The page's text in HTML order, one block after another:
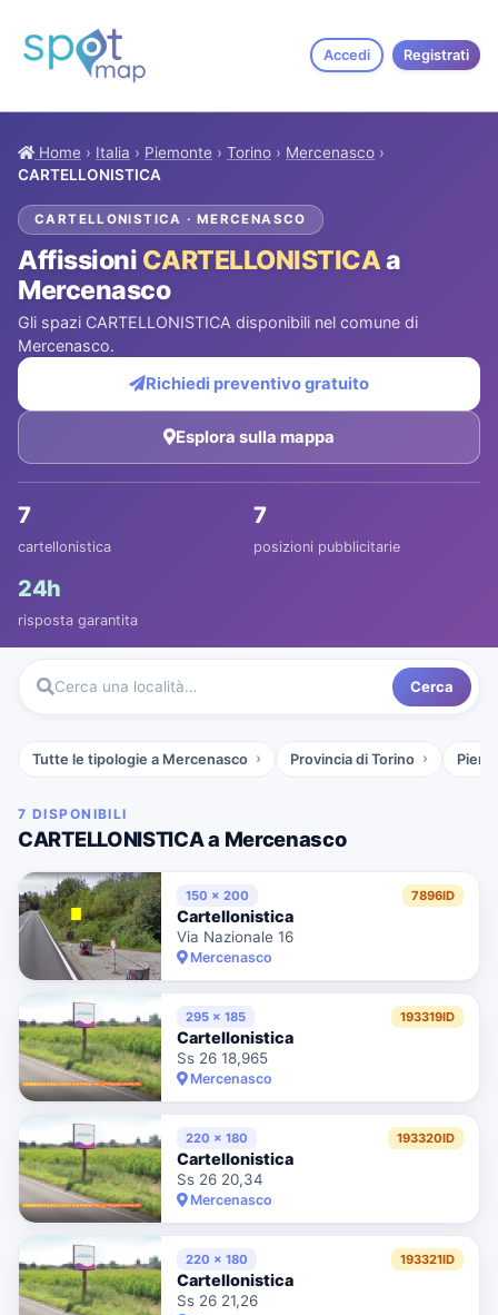
Accedi Registrati
Home › Italia › Piemonte › Torino › Mercenasco ›
CARTELLONISTICA
CARTELLONISTICA · MERCENASCO
Affissioni CARTELLONISTICAa
Mercenasco
Gli spazi CARTELLONISTICA disponibili nel comune di
Mercenasco.
Richiedi preventivo gratuito
Esplora sulla mappa
7
cartellonistica
7
posizioni pubblicitarie
24h
risposta garantita
Cerca una località… Cerca
Tutte le tipologie a Mercenasco Provincia di Torino
7 DISPONIBILI
CARTELLONISTICA a Mercenasco
150 x 200 7896ID
Cartellonistica
Via Nazionale 16
Mercenasco
295 x 185 193319ID
Cartellonistica
Ss 26 18,965
Mercenasco
220 x 180 193320ID
Cartellonistica
Ss 26 20,34
Mercenasco
220 x 180 193321ID
Cartellonistica
Ss 26 21,26